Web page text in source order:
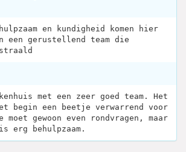
en kundigheid komen hier
een gerustellend team die
met een zeer goed team. Het
begin een beetje verwarrend voor
gewoon even rondvragen, maar
erg behulpzaam.